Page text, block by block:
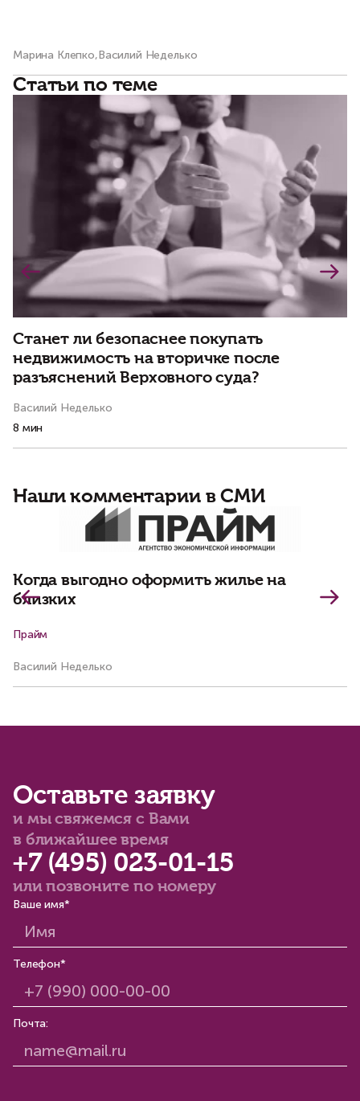
Марина Клепко,Василий Неделько
Статьи по теме
Станет ли безопаснее покупать
недвижимость на вторичке после
разъяснений Верховного суда?
Василий Неделько
8 мин
Наши комментарии в СМИ
Когда выгодно оформить жилье на
близких
Прайм
Василий Неделько
Оставьте заявку
и мы свяжемся с Вами
в ближайшее время
+7 (495) 023-01-15
или позвоните по номеру
Ваше имя*
Телефон*
Почта: